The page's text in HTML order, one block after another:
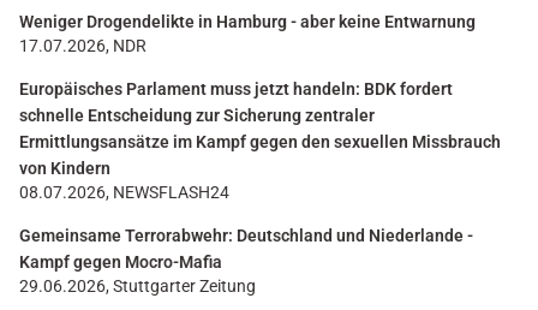
Weniger Drogendelikte in Hamburg - aber keine Entwarnung
17.07.2026, NDR
Europäisches Parlament muss jetzt handeln: BDK fordert
schnelle Entscheidung zur Sicherung zentraler
Ermittlungsansätze im Kampf gegen den sexuellen Missbrauch
von Kindern
08.07.2026, NEWSFLASH24
Gemeinsame Terrorabwehr: Deutschland und Niederlande -
Kampf gegen Mocro-Mafia
29.06.2026, Stuttgarter Zeitung